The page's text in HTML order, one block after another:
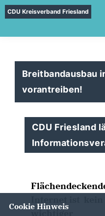
CDU Kreisverband Friesland
Breitbandausbau
vorantreiben!
CDU Friesland
Cookie Hinweis